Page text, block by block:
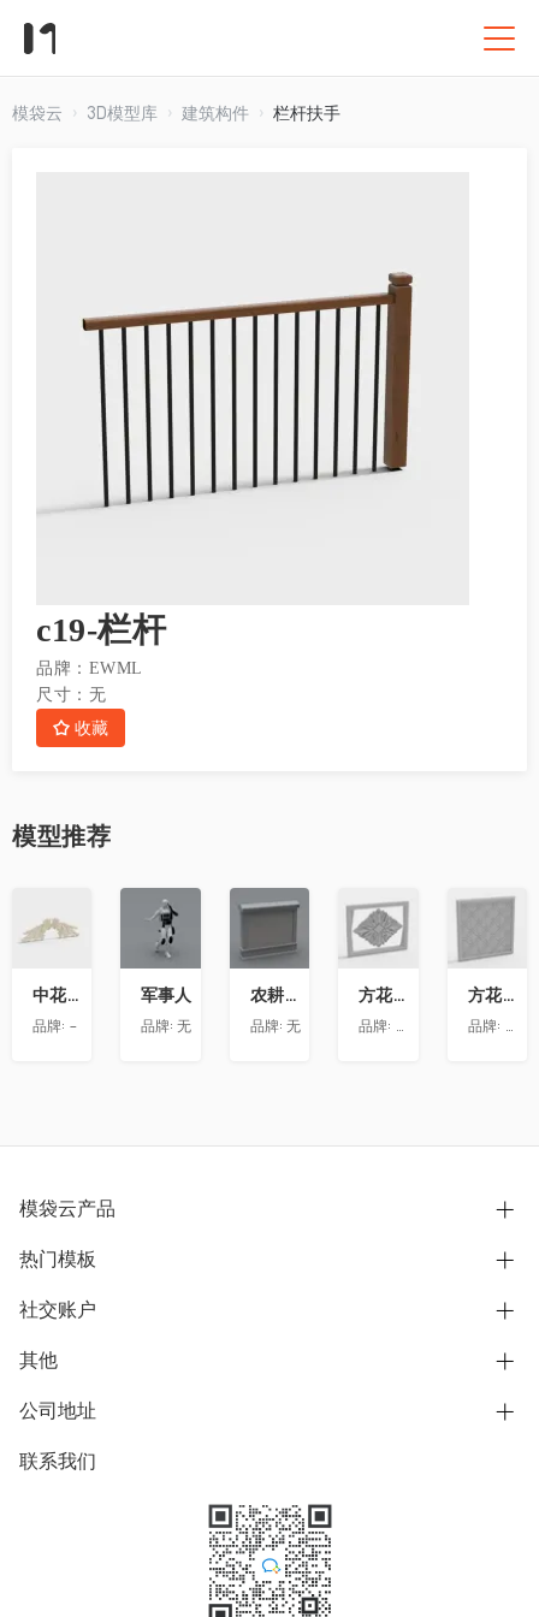
模袋云 3D模型库 建筑构件 栏杆扶手
c19-栏杆
品牌： EWML
尺寸： 无
收藏
模型推荐
藏
中花-12
品牌: -
收
藏
军事人
品牌:无
收
农耕文化墙
品牌: 无
收
藏
方花-020
品牌:
精品材质
收
方花-055
品牌:
精品
模袋云产品
别墅设计营销
模型协同展示分享
别墅社区
别墅模板
热门模板
欧式别墅
中式别墅
日式别墅
社交账户
B站
抖音
微信公众号
其他
用户服务协议
隐私政策
公司地址
上海市浦东新区东方路1215-1217号
联系我们